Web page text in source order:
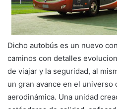
Dicho autobús es un nuevo
caminos con detalles
de viajar y la seguridad, al
un gran avance en el universo
aerodinámica. Una unidad